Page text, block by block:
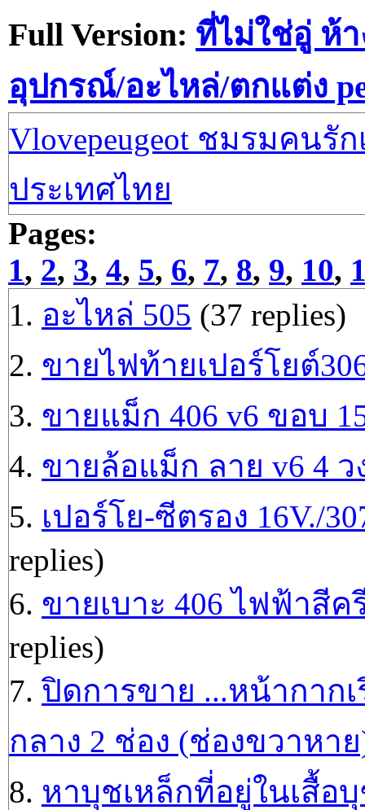
Full Version: ที่ไม่ใช่อู่ ห้
อุปกรณ์/อะไหล่/ตกแต่ง
Vlovepeugeot ชมรมคนรั
ประเทศไทย
Pages:
1, 2, 3, 4, 5, 6, 7, 8, 9, 10,
1. อะไหล่ 505 (37 replies)
2. ขายไฟท้ายเปอร์โยต์
3. ขายแม็ก 406 v6 ขอบ
4. ขายล้อแม็ก ลาย v6 4 ว
5. เปอร์โย-ซีตรอง 16V./
replies)
6. ขายเบาะ 406 ไฟฟ้าสี
replies)
7.ปิดการขาย ...หน้ากาก
กลาง 2 ช่อง (ช่องขวาหา
8. หาบุชเหล็กที่อยู่ในเสื้อ